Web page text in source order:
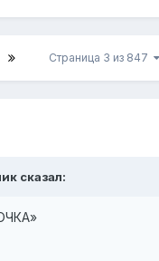
Страница 3 из 847
сказал: